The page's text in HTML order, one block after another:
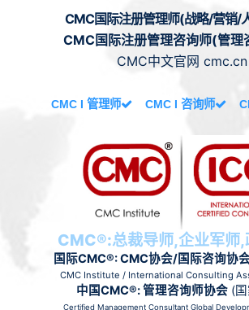
CMC国际注册管理师(战略/营销/
CMC国际注册管理咨询师(管理
CMC中文官网 cmc.cn
CMC I 管理师 CMC I 咨询师
CMC®:总裁导师,企业军师,
国际CMC®: CMC协会/国际咨询协
CMC Institute / International Consulting
中国CMC®: 管理咨询师协会(国
Certified Management Consultant Global